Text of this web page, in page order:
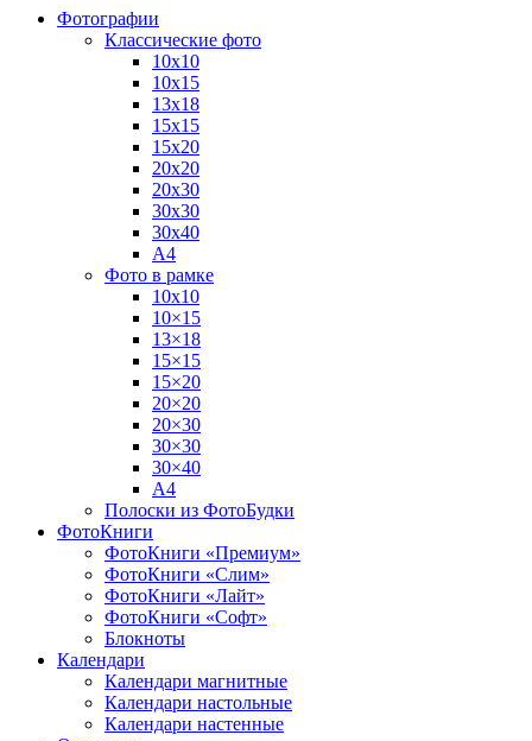
Фотографии
Классические фото
10х10
10х15
13х18
15х15
15х20
20х20
20х30
30х30
30х40
А4
Фото в рамке
10х10
10×15
13×18
15×15
15×20
20×20
20×30
30×30
30×40
A4
Полоски из ФотоБудки
ФотоКниги
ФотоКниги «Премиум»
ФотоКниги «Слим»
ФотоКниги «Лайт»
ФотоКниги «Софт»
Блокноты
Календари
Календари магнитные
Календари настольные
Календари настенные